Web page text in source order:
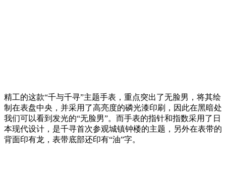
精工的这款“千与千寻”主题手表，重点突出了无脸男，将其绘
制在表盘中央，并采用了高亮度的磷光漆印刷，因此在黑暗处
我们可以看到发光的“无脸男”。而手表的指针和指数采用了日
本现代设计，是千寻首次参观城镇钟楼的主题，另外在表带的
背面印有龙，表带底部还印有“油”字。